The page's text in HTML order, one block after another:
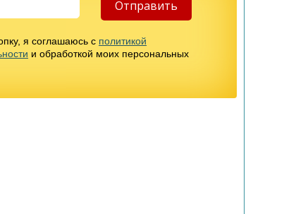
я соглашаюсь с политикой
и обработкой моих персональных